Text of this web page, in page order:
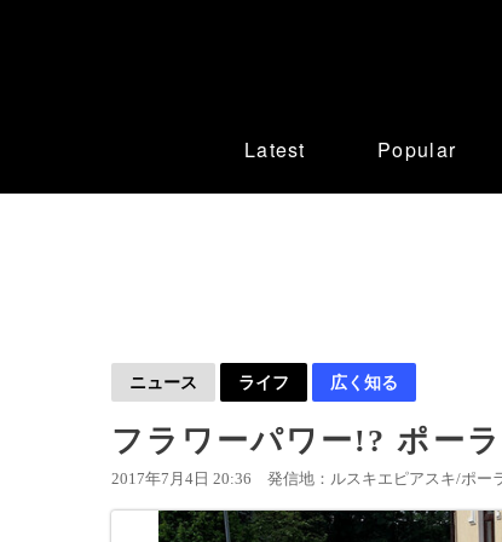
Latest Popular
ニュース ライフ 広く知る
フラワーパワー!? ポー
2017年7月4日 20:36 発信地：ルスキエピアスキ/ポー